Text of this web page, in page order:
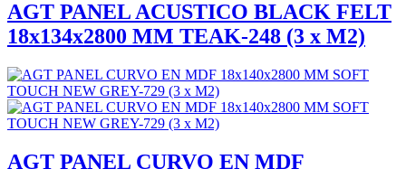
AGT PANEL ACUSTICO BLACK FELT
18x134x2800 MM TEAK-248 (3 x M2)
AGT PANEL CURVO EN MDF